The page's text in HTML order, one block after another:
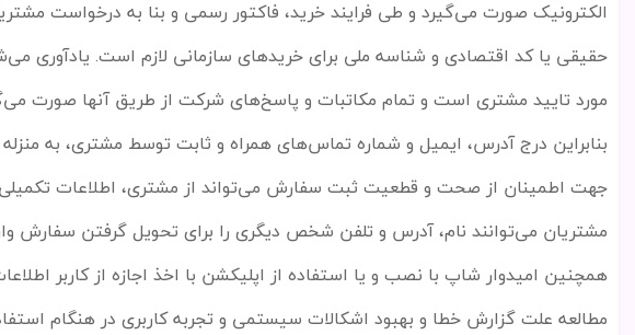
الکترونیک صورت میگیرد و طی فرایند خرید، فاکتور رسمی و بنا به درخواست
حقیقی یا کد اقتصادی و شناسه ملی برای خریدهای سازمانی لازم است. یادآوری می
مورد تایید مشتری است و تمام مکاتبات و پاسخهای شرکت از طریق آنها صورت می
بنابراین درج آدرس، ایمیل و شماره تماسهای همراه و ثابت توسط مشتری، به
جهت اطمینان از صحت و قطعیت ثبت سفارش میتواند از مشتری، اطلاعات
مشتریان میتوانند نام، آدرس و تلفن شخص دیگری را برای تحویل گرفتن سفارش
همچنین امیدوار شاپ با نصب و یا استفاده از اپلیکشن با اخذ اجازه از کاربر
مطالعه علت گزارش خطا و بهبود اشکالات سیستمی و تجربه کاربری در هنگام